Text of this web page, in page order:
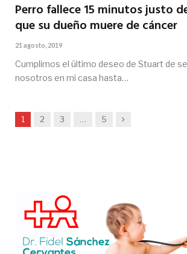
Perro fallece 15 minutos justo
que su dueño muere de cáncer
21 agosto, 2019
Cumplimos el último deseo de Stuart de
nosotros en mi casa hasta…
1 2 3 5 Siguiente